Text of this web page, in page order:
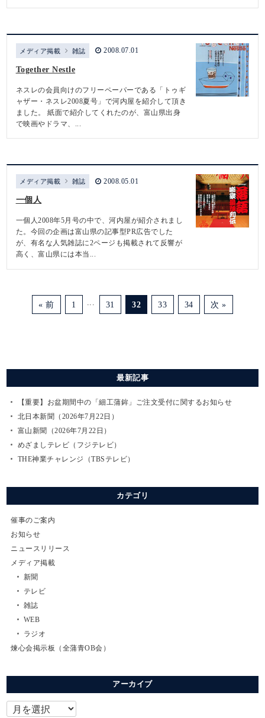
メディア掲載 雑誌 2008.07.01
Together Nestle
ネスレの会員向けのフリーペーパーである「トゥギ
ャザー・ネスレ2008夏号」で河内屋を紹介して頂き
ました。 紙面で紹介してくれたのが、富山県出身
で映画やドラマ、...
メディア掲載 雑誌 2008.05.01
一個人
一個人2008年5月号の中で、河内屋が紹介されまし
た。今回の企画は富山県の記事型PR広告でした
が、有名な人気雑誌に2ページも掲載されて反響が
高く、富山県には本当...
« 前 1 31 32 33 34 次 »
最新記事
【重要】お盆期間中の「細工蒲鉾」ご注文受付に関するお知らせ
北日本新聞（2026年7月22日）
富山新聞（2026年7月22日）
めざましテレビ（フジテレビ）
THE神業チャレンジ（TBSテレビ）
カテゴリ
催事のご案内
お知らせ
ニュースリリース
メディア掲載
新聞
テレビ
雑誌
WEB
ラジオ
煉心会掲示板（全蒲青OB会）
アーカイブ